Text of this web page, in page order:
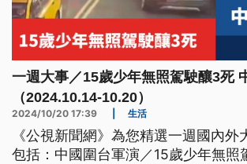
一週大事／15歲少年無照駕駛釀3死
（2024.10.14-10.20）
2024/10/20 17:39 生活
《公視新聞網》為您精選一週國內外
包括：中國圍台軍演／15歲少年無照